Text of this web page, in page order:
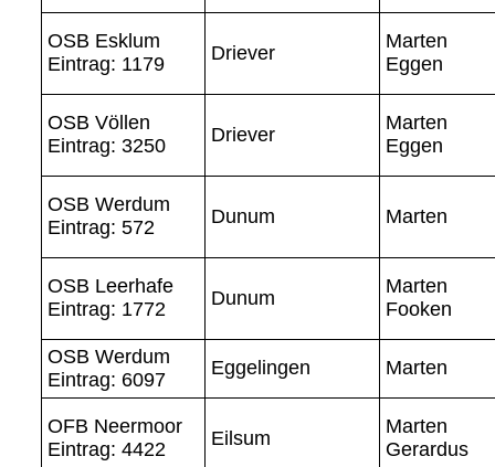
OSB Esklum
Eintrag: 1179
Driever
Marten
Eggen
OSB Völlen
Eintrag: 3250
Driever
Marten
Eggen
OSB Werdum
Eintrag: 572
Dunum Marten
OSB Leerhafe
Eintrag: 1772
Dunum
Marten
Fooken
OSB Werdum
Eintrag: 6097
Eggelingen Marten
OFB Neermoor
Eintrag: 4422
Eilsum
Marten
Gerardus